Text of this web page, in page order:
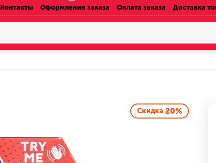
Контакты Оформление заказа Оплата заказа Доставка